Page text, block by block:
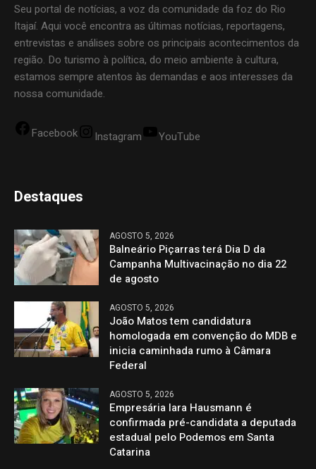
Seu portal de notícias, a voz da comunidade da foz do Rio
Itajaí. Aqui você encontra as últimas notícias, reportagens,
entrevistas e análises sobre os principais acontecimentos da
região. Do turismo à política, do meio ambiente à cultura,
estamos sempre atentos às demandas e aos interesses da
nossa comunidade.
Facebook Instagram YouTube
Destaques
AGOSTO 5, 2026
Balneário Piçarras terá Dia D da
Campanha Multivacinação no dia 22
de agosto
AGOSTO 5, 2026
João Matos tem candidatura
homologada em convenção do MDB e
inicia caminhada rumo à Câmara
Federal
AGOSTO 5, 2026
Empresária Iara Hausmann é
confirmada pré-candidata a deputada
estadual pelo Podemos em Santa
Catarina